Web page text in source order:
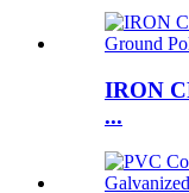
IRON
...